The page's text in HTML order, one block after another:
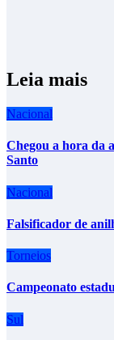
Leia mais
Nacional
Chegou a hora da
Santo
Nacional
Falsificador de
Torneios
Campeonato
Sul